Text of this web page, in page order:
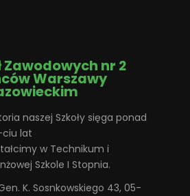
Zawodowych nr 2
Warszawy
naszej Szkoły sięga ponad
lat
w Technikum i
Szkole I Stopnia.
K. Sosnkowskiego 43, 05-